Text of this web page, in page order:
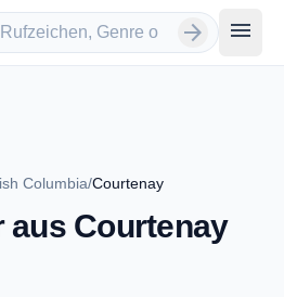
arrow_forward menu
Columbia/Courtenay
aus Courtenay